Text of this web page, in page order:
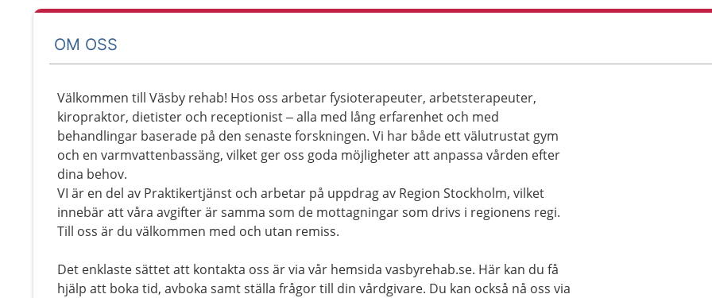
OM OSS
Välkommen till Väsby rehab! Hos oss arbetar fysioterapeuter, arbetsterapeuter,
kiropraktor, dietister och receptionist – alla med lång erfarenhet och med
behandlingar baserade på den senaste forskningen. Vi har både ett välutrustat gym
och en varmvattenbassäng, vilket ger oss goda möjligheter att anpassa vården efter
dina behov.
VI är en del av Praktikertjänst och arbetar på uppdrag av Region Stockholm, vilket
innebär att våra avgifter är samma som de mottagningar som drivs i regionens regi.
Till oss är du välkommen med och utan remiss.
Det enklaste sättet att kontakta oss är via vår hemsida vasbyrehab.se. Här kan du få
hjälp att boka tid, avboka samt ställa frågor till din vårdgivare. Du kan också nå oss via